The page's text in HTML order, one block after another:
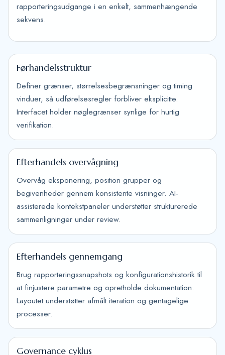
rapporteringsudgange i en enkelt, sammenhængende
sekvens.
Førhandelsstruktur
Definer grænser, størrelsesbegrænsninger og timing
vinduer, så udførelsesregler forbliver eksplicitte.
Interfacet holder nøglegrænser synlige for hurtig
verifikation.
Efterhandels overvågning
Overvåg eksponering, position grupper og
begivenheder gennem konsistente visninger. AI-
assisterede kontekstpaneler understøtter strukturerede
sammenligninger under review.
Efterhandels gennemgang
Brug rapporteringssnapshots og konfigurationshistorik til
at finjustere parametre og opretholde dokumentation.
Layoutet understøtter afmålt iteration og gentagelige
processer.
Governance cyklus